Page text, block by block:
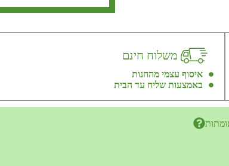
משלוח חינם
איסוף עצמי מהחנות
באמצעות שליח עד הבית